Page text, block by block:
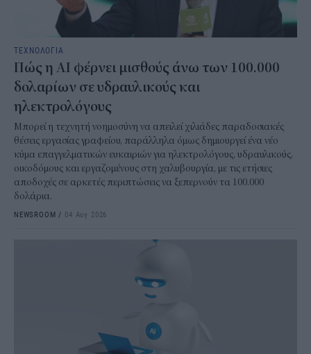
ΤΕΧΝΟΛΟΓΙΑ
Πώς η AI φέρνει μισθούς άνω των 100.000
δολαρίων σε υδραυλικούς και
ηλεκτρολόγους
Μπορεί η τεχνητή νοημοσύνη να απειλεί χιλιάδες παραδοσιακές
θέσεις εργασίας γραφείου, παράλληλα όμως δημιουργεί ένα νέο
κύμα επαγγελματικών ευκαιριών για ηλεκτρολόγους, υδραυλικούς,
οικοδόμους και εργαζομένους στη χαλυβουργία, με τις ετήσιες
αποδοχές σε αρκετές περιπτώσεις να ξεπερνούν τα 100.000
δολάρια.
NEWSROOM / 04 Αυγ 2026